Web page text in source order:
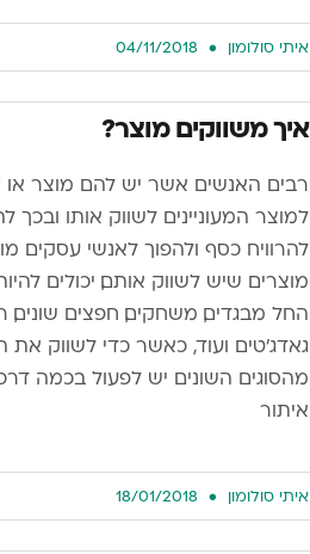
איתי סולומון
איך משווקים מוצר?
רבים האנשים אשר יש להם מוצר או
למוצר המעוניינים לשווק אותו ובכך
להרוויח כסף ולהפוך לאנשי עסקים
מוצרים שיש לשווק אותם, יכולים
החל מבגדים, משחקים, חפצים שונים,
גאדג’טים ועוד, כאשר כדי לשווק את
מהסוגים השונים יש לפעול בכמה
איתור
איתי סולומון